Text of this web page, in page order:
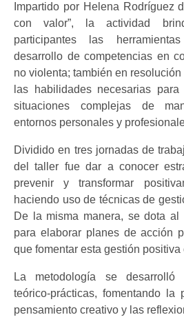
Impartido por Helena Rodríguez
con valor”, la actividad
participantes las
desarrollo de competencias en
no violenta; también en
las habilidades necesarias
situaciones complejas de
entornos personales y
Dividido en tres jornadas de
del taller fue dar a conocer
prevenir y transformar
haciendo uso de técnicas de
De la misma manera, se dota al
para elaborar planes de acción
que fomentar esta gestión
La metodología se desarrolló
teórico-prácticas, fomentando la
pensamiento creativo y las